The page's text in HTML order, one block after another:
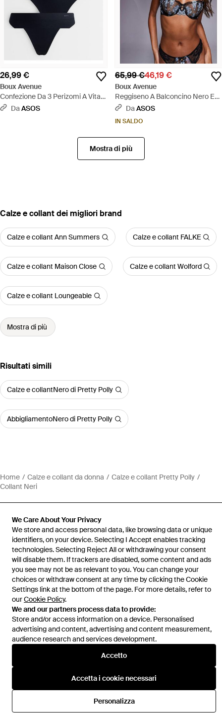
We Care About Your Privacy
We store and access personal data, like browsing data or unique
identifiers, on your device. Selecting I Accept enables tracking
technologies. Selecting Reject All or withdrawing your consent
will disable them. If trackers are disabled, some content and ads
you see may not be as relevant to you. You can change your
choices or withdraw consent at any time by clicking the Cookie
Settings link at the bottom of the page. For more details, refer to
ourCookie Policy.
We and our partners process data to provide:
Store and/or access information on a device. Personalised
advertising and content, advertising and content measurement,
audience research and services development.
Accetto
Accetta i cookie necessari
Personalizza
26,99 €
Boux Avenue
Confezione Da 3 Perizomi A Vita
Alta Senza Cuciture Neri - Blu
DaASOS
65,99 €46,19 €
Boux Avenue
Reggiseno A Balconcino Nero E
Blu Con Ricami A Fiori - Blu
DaASOS
IN SALDO
Mostra di più
‪Calze e collant‬ dei migliori brand
Calze e collant Ann Summers Calze e collant FALKE
Calze e collant Maison Close Calze e collant Wolford
Calze e collant Loungeable
Mostra di più
Risultati simili
Calze e collantNero di Pretty Polly
AbbigliamentoNero di Pretty Polly
Home Calze e collant da donna
Calze e collant Pretty Polly
Collant Neri
Assistenza e info